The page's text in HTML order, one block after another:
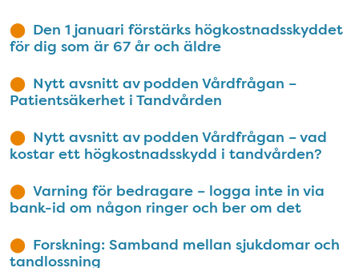
Den 1 januari förstärks högkostnadsskyddet
för dig som är 67 år och äldre
Nytt avsnitt av podden Vårdfrågan –
Patientsäkerhet i Tandvården
Nytt avsnitt av podden Vårdfrågan – vad
kostar ett högkostnadsskydd i tandvården?
Varning för bedragare – logga inte in via
bank-id om någon ringer och ber om det
Forskning: Samband mellan sjukdomar och
tandlossning